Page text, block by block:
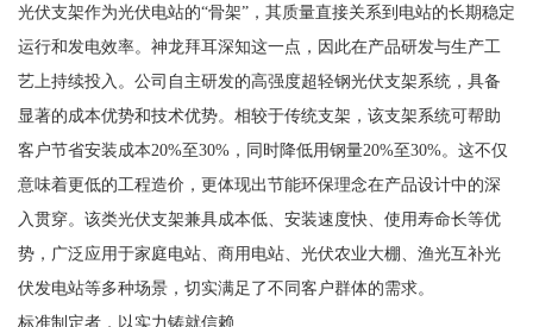
光伏支架作为光伏电站的“骨架”，其质量直接关系到电站的长期稳定
运行和发电效率。神龙拜耳深知这一点，因此在产品研发与生产工
艺上持续投入。公司自主研发的高强度超轻钢光伏支架系统，具备
显著的成本优势和技术优势。相较于传统支架，该支架系统可帮助
客户节省安装成本20%至30%，同时降低用钢量20%至30%。这不仅
意味着更低的工程造价，更体现出节能环保理念在产品设计中的深
入贯穿。该类光伏支架兼具成本低、安装速度快、使用寿命长等优
势，广泛应用于家庭电站、商用电站、光伏农业大棚、渔光互补光
伏发电站等多种场景，切实满足了不同客户群体的需求。
标准制定者，以实力铸就信赖